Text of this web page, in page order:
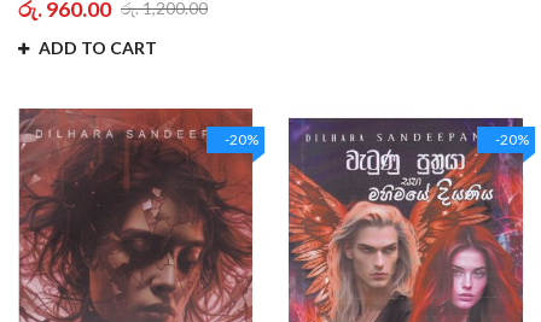
රු. 960.00 රු. 1,200.00
ADD TO CART
-20% -20%